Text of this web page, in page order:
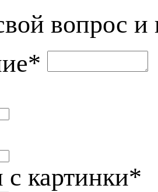
вопрос
*
картинки*